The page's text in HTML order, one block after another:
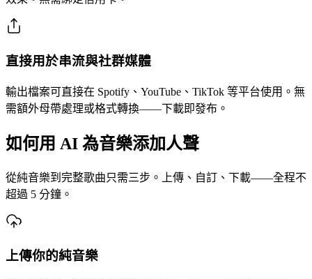
直接用於串流與社群媒體
輸出檔案可直接在 Spotify、YouTube、TikTok 等平台使用。無
需額外母帶處理或格式轉換——下載即發布。
如何用 AI 為音樂添加人聲
從純音樂到完整歌曲只需三步。上傳、自訂、下載——全程不
超過 5 分鐘。
上傳你的純音樂